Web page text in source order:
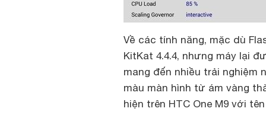
Về các tính năng, mặc dù
KitKat 4.4.4, nhưng máy lại
mang đến nhiều trải nghiệm
màu màn hình từ ám vàng
hiện trên HTC One M9 với